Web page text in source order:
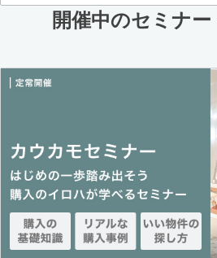
開催中のセミナー